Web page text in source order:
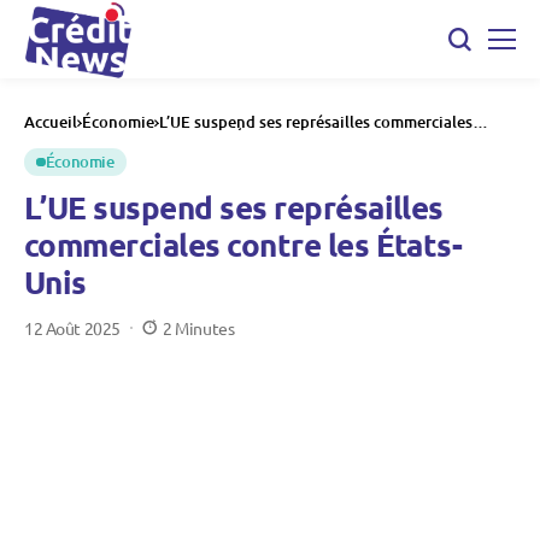
Accueil Économie L’UE suspend ses représailles commerciales
contre les États-Unis
Économie
L’UE suspend ses représailles
commerciales contre les États-
Unis
12 Août 2025 2 Minutes